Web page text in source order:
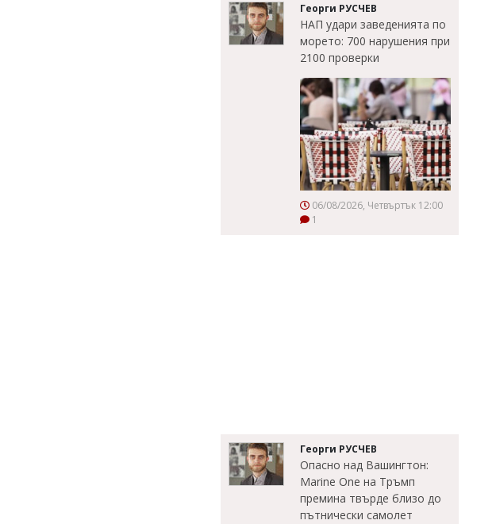
Георги РУСЧЕВ
НАП удари заведенията по
морето: 700 нарушения при
2100 проверки
06/08/2026, Четвъртък 12:00
1
Георги РУСЧЕВ
Опасно над Вашингтон:
Marine One на Тръмп
премина твърде близо до
пътнически самолет